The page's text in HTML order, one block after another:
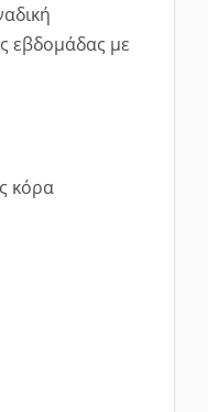
εβδομάδας με
κόρα